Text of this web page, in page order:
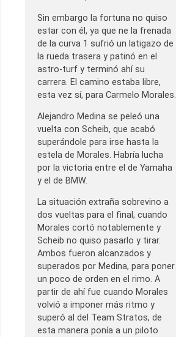
Sin embargo la fortuna no quiso
estar con él, ya que ne la frenada
de la curva 1 sufrió un latigazo de
la rueda trasera y patinó en el
astro-turf y terminó ahí su
carrera. El camino estaba libre,
esta vez sí, para Carmelo Morales.
Alejandro Medina se peleó una
vuelta con Scheib, que acabó
superándole para irse hasta la
estela de Morales. Habría lucha
por la victoria entre el de Yamaha
y el de BMW.
La situación extraña sobrevino a
dos vueltas para el final, cuando
Morales cortó notablemente y
Scheib no quiso pasarlo y tirar.
Ambos fueron alcanzados y
superados por Medina, para poner
un poco de orden en el rimo. A
partir de ahí fue cuando Morales
volvió a imponer más ritmo y
superó al del Team Stratos, de
esta manera ponía a un piloto